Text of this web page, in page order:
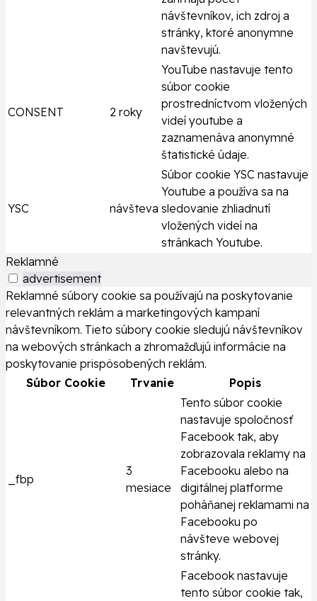
návštevníkov, ich zdroj a
stránky, ktoré anonymne
navštevujú.
CONSENT 2 roky
YouTube nastavuje tento
súbor cookie
prostredníctvom vložených
videí youtube a
zaznamenáva anonymné
štatistické údaje.
YSC návšteva
Súbor cookie YSC nastavuje
Youtube a používa sa na
sledovanie zhliadnutí
vložených videí na
stránkach Youtube.
Reklamné
advertisement
Reklamné súbory cookie sa používajú na poskytovanie
relevantných reklám a marketingových kampaní
návštevníkom. Tieto súbory cookie sledujú návštevníkov
na webových stránkach a zhromažďujú informácie na
poskytovanie prispôsobených reklám.
Súbor Cookie
Trvanie Popis
_fbp
3
mesiace
Tento súbor cookie
nastavuje spoločnosť
Facebook tak, aby
zobrazovala reklamy na
Facebooku alebo na
digitálnej platforme
poháňanej reklamami na
Facebooku po
návšteve webovej
stránky.
Facebook nastavuje
tento súbor cookie tak,